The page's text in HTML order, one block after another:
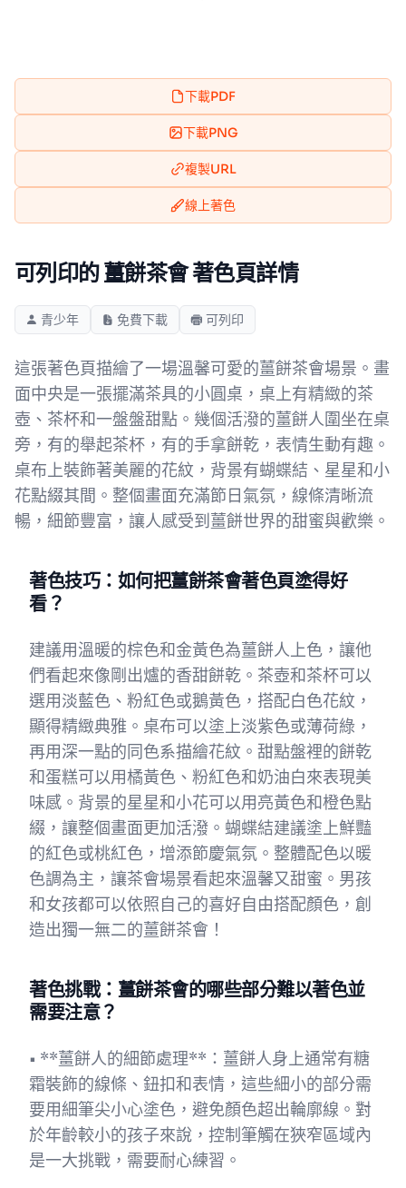
下載PDF
下載PNG
複製URL
線上著色
可列印的 薑餅茶會 著色頁詳情
青少年 免費下載 可列印
這張著色頁描繪了一場溫馨可愛的薑餅茶會場景。畫
面中央是一張擺滿茶具的小圓桌，桌上有精緻的茶
壺、茶杯和一盤盤甜點。幾個活潑的薑餅人圍坐在桌
旁，有的舉起茶杯，有的手拿餅乾，表情生動有趣。
桌布上裝飾著美麗的花紋，背景有蝴蝶結、星星和小
花點綴其間。整個畫面充滿節日氣氛，線條清晰流
暢，細節豐富，讓人感受到薑餅世界的甜蜜與歡樂。
著色技巧：如何把薑餅茶會著色頁塗得好
看？
建議用溫暖的棕色和金黃色為薑餅人上色，讓他
們看起來像剛出爐的香甜餅乾。茶壺和茶杯可以
選用淡藍色、粉紅色或鵝黃色，搭配白色花紋，
顯得精緻典雅。桌布可以塗上淡紫色或薄荷綠，
再用深一點的同色系描繪花紋。甜點盤裡的餅乾
和蛋糕可以用橘黃色、粉紅色和奶油白來表現美
味感。背景的星星和小花可以用亮黃色和橙色點
綴，讓整個畫面更加活潑。蝴蝶結建議塗上鮮豔
的紅色或桃紅色，增添節慶氣氛。整體配色以暖
色調為主，讓茶會場景看起來溫馨又甜蜜。男孩
和女孩都可以依照自己的喜好自由搭配顏色，創
造出獨一無二的薑餅茶會！
著色挑戰：薑餅茶會的哪些部分難以著色並
需要注意？
• **薑餅人的細節處理**：薑餅人身上通常有糖
霜裝飾的線條、鈕扣和表情，這些細小的部分需
要用細筆尖小心塗色，避免顏色超出輪廓線。對
於年齡較小的孩子來說，控制筆觸在狹窄區域內
是一大挑戰，需要耐心練習。